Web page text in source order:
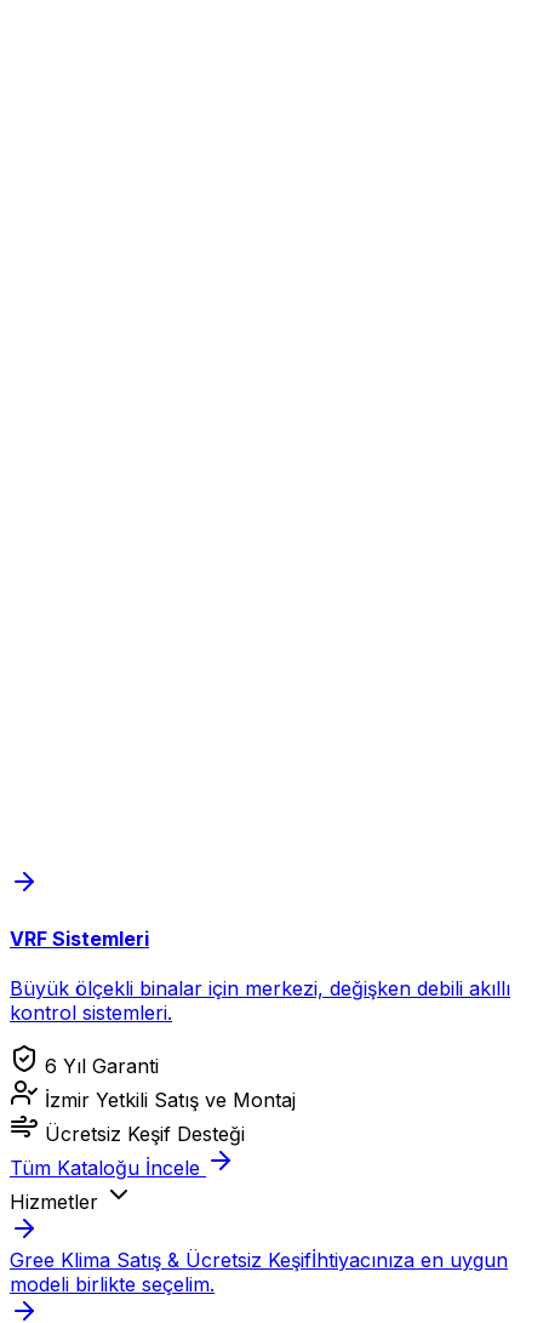
VRF Sistemleri
Büyük ölçekli binalar için merkezi, değişken debili akıllı
kontrol sistemleri.
6 Yıl Garanti
İzmir Yetkili Satış ve Montaj
Ücretsiz Keşif Desteği
Tüm Kataloğu İncele
Hizmetler
Gree Klima Satış & Ücretsiz Keşifİhtiyacınıza en uygun
modeli birlikte seçelim.